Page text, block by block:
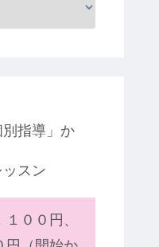
別指導」か
スン
００円、